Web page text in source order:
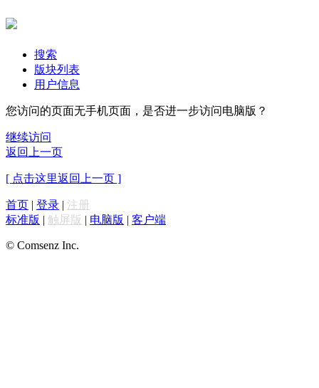
搜索
版块列表
用户信息
您访问的页面无手机页面，是否进一步访问电脑版？
继续访问
返回上一页
[ 点击这里返回上一页 ]
首页 | 登录 | 注册
标准版 | 触屏版 | 电脑版 | 客户端
© Comsenz Inc.